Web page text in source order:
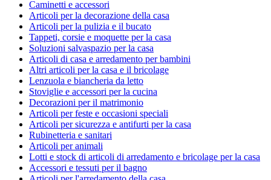
Caminetti e accessori
Articoli per la decorazione della casa
Articoli per la pulizia e il bucato
Tappeti, corsie e moquette per la casa
Soluzioni salvaspazio per la casa
Articoli di casa e arredamento per bambini
Altri articoli per la casa e il bricolage
Lenzuola e biancheria da letto
Stoviglie e accessori per la cucina
Decorazioni per il matrimonio
Articoli per feste e occasioni speciali
Articoli per sicurezza e antifurti per la casa
Rubinetteria e sanitari
Articoli per animali
Lotti e stock di articoli di arredamento e bricolage per la casa
Accessori e tessuti per il bagno